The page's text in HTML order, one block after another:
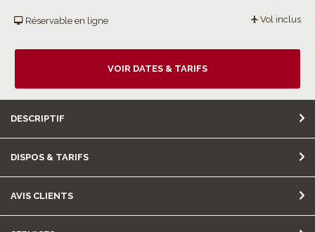
Réservable en ligne Vol inclus
VOIR DATES & TARIFS
DESCRIPTIF
DISPOS & TARIFS
AVIS CLIENTS